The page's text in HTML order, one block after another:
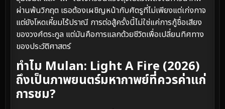
ผ่านพ้นวิกฤต เธอต้องเผชิญหน้ากับศัตรูที่ไม่เพียงแต่เก่งกาจ
แต่ยังโหดเหี้ยมไร้ปราณี การต่อสู้ครั้งนี้ไม่ใช่แค่การกู้ชื่อเสียง
ของวงศ์ตระกูล แต่มันคือการแลกด้วยชีวิตเพื่อเปลี่ยนทิศทาง
ของประวัติศาสตร์
ทำไม Mulan: Light A Fire (2026)
ถึงเป็นภาพยนตร์มหากาพย์ที่ควรค่าแก่
การชม?